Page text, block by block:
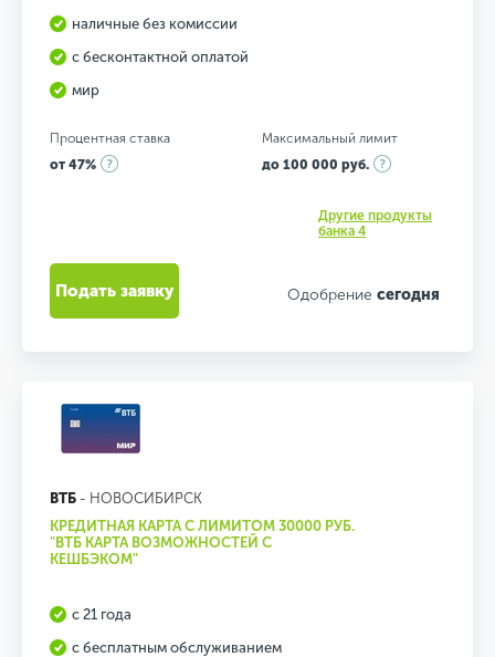
наличные без комиссии
с бесконтактной оплатой
мир
Процентная ставка
от 47%
Максимальный лимит
до 100 000 руб.
Другие продукты
банка 4
Одобрение сегодня
Подать заявку
ВТБ - НОВОСИБИРСК
КРЕДИТНАЯ КАРТА С ЛИМИТОМ 30000 РУБ.
"ВТБ КАРТА ВОЗМОЖНОСТЕЙ С
КЕШБЭКОМ"
с 21 года
с бесплатным обслуживанием